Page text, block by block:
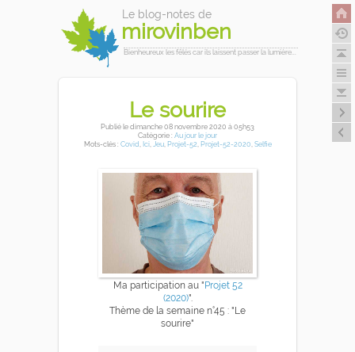
Le blog-notes de
mirovinben
Bienheureux les fêlés car ils laissent passer la lumière...
Le sourire
Publiéle dimanche 08 novembre 2020 à 05h53
Catégorie : Au jour le jour
Mots-clés : Covid Ici, Jeu, Projet-52 Projet-52-2020 Selfie
Ma participation au "Projet 52
(2020)".
Thème de la semaine n°45 : "Le
sourire"